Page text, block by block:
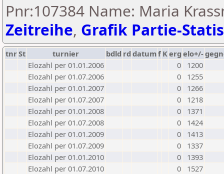
Pnr:107384 Name: Maria
Zeitreihe, Grafik Partie-
tnrSt turnier bdld rd datumf Kerg elo+/-
Elozahl per 01.01.2006
0
1200
Elozahl per 01.07.2006
0
1255
Elozahl per 01.01.2007
0
1266
Elozahl per 01.07.2007
0
1218
Elozahl per 01.01.2008
0
1371
Elozahl per 01.07.2008
0
1424
Elozahl per 01.01.2009
0
1413
Elozahl per 01.07.2009
0
1337
Elozahl per 01.01.2010
0
1393
Elozahl per 01.07.2010
0
1527